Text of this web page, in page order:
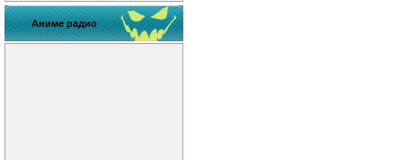
Аниме радио